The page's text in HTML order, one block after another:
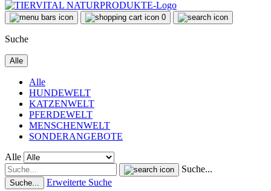
0
Suche
Alle
Alle
HUNDEWELT
KATZENWELT
PFERDEWELT
MENSCHENWELT
SONDERANGEBOTE
Alle
Suche...
Suche... Erweiterte Suche